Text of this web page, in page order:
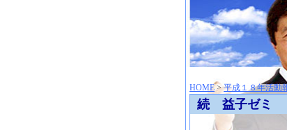
HOME>平成１８年活動
続 益子ゼミ